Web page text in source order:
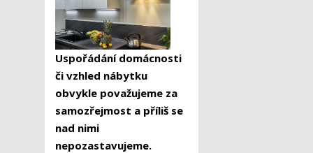
Uspořádání domácnosti
či vzhled nábytku
obvykle považujeme za
samozřejmost a příliš se
nad nimi
nepozastavujeme.